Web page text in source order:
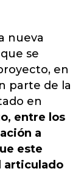
nueva
se
en
parte de la
en
entre los
a
este
articulado